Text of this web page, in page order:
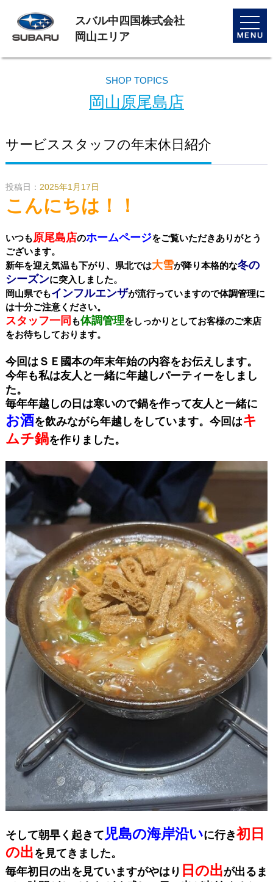
toggle
スバル中四国株式会社
岡山エリア
SHOP TOPICS
岡山原尾島店
サービススタッフの年末休日紹介
投稿日： 2025年1月17日
こんにちは！！
いつも原尾島店のホームページをご覧いただきありがとう
ございます。
新年を迎え気温も下がり、県北では大雪が降り本格的な冬の
シーズンに突入しました。
岡山県でもインフルエンザが流行っていますので体調管理に
は十分ご注意ください。
スタッフ一同 も体調管理をしっかりとしてお客様のご来店
をお待ちしております。
今回はＳＥ國本の年末年始の内容をお伝えします。
今年も私は友人と一緒に年越しパーティーをしまし
た。
毎年年越しの日は寒いので鍋を作って友人と一緒に
お酒を飲みながら年越しをしています。今回はキ
ムチ鍋を作りました。
そして朝早く起きて 児島の海岸沿いに行き初日
の出を見てきました。
毎年初日の出を見ていますがやはり 日の出が出るま